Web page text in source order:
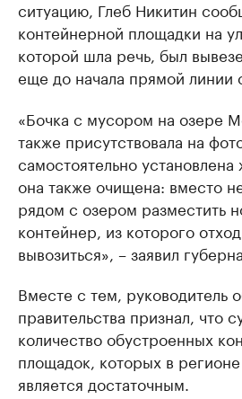
ситуацию, Глеб Никитин
контейнерной площадки на
которой шла речь, был
еще до начала прямой линии
«Бочка с мусором на озере
также присутствовала на
самостоятельно
она также очищена: вместо
рядом с озером разместить
контейнер, из которого
вывозиться», – заявил
Вместе с тем, руководитель
правительства признал, что
количество обустроенных
площадок, которых в
является достаточным.